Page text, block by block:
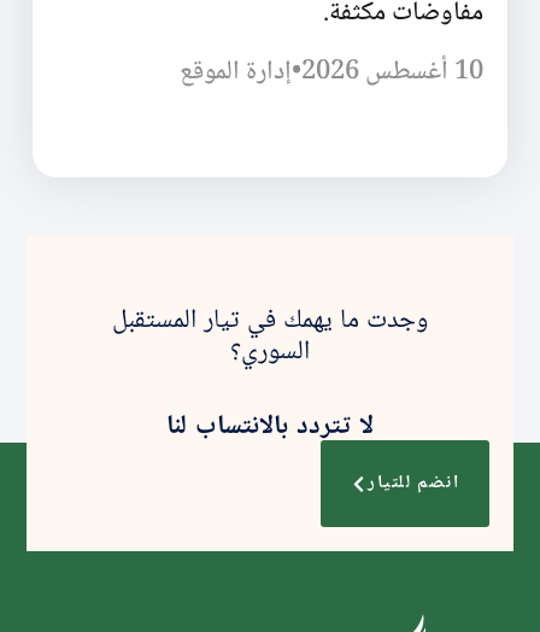
مفاوضات مكثفة.
10 أغسطس 2026
•إدارة الموقع
وجدت ما يهمك في تيار المستقبل
السوري؟
لا تتردد بالانتساب لنا
انضم للتيار